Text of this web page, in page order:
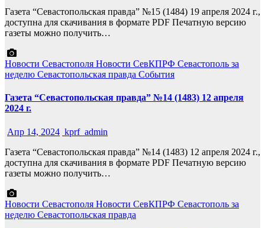
Газета “Севастопольская правда” №15 (1484) 19 апреля 2024 г.,
доступна для скачивания в формате PDF Печатную версию
газеты можно получить…
Новости Севастополя Новости СевКПРФ Севастополь за
неделю Севастопольская правда События
Газета “Севастопольская правда” №14 (1483) 12 апреля
2024 г.
Апр 14, 2024 kprf_admin
Газета “Севастопольская правда” №14 (1483) 12 апреля 2024 г.,
доступна для скачивания в формате PDF Печатную версию
газеты можно получить…
Новости Севастополя Новости СевКПРФ Севастополь за
неделю Севастопольская правда